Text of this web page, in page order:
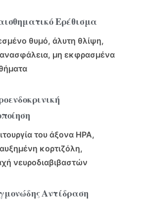
Ερέθισμα
θυμό, άλυτη θλίψη,
μη εκφρασμένα
του άξονα HPA,
κορτιζόλη,
νευροδιαβιβαστών
Αντίδραση